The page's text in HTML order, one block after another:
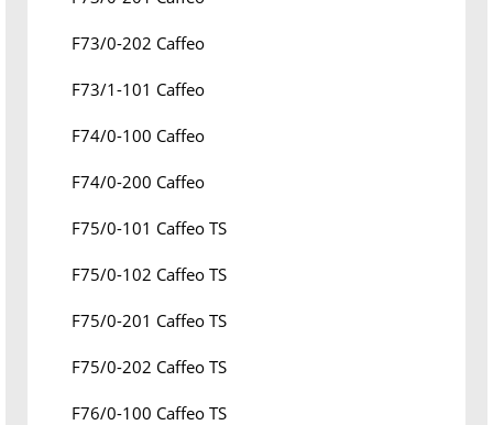
F73/0-202 Caffeo
F73/1-101 Caffeo
F74/0-100 Caffeo
F74/0-200 Caffeo
F75/0-101 Caffeo TS
F75/0-102 Caffeo TS
F75/0-201 Caffeo TS
F75/0-202 Caffeo TS
F76/0-100 Caffeo TS